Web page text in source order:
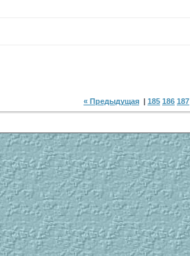
« Предыдущая | 185 186 187